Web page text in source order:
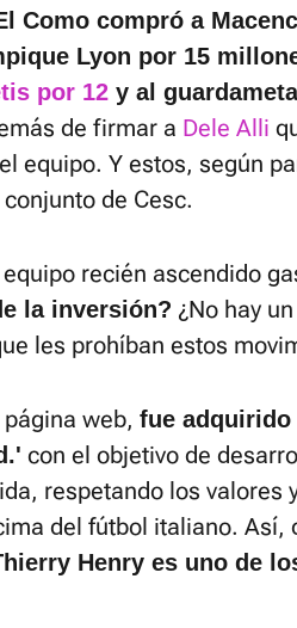
Como compró a
Lyon por 15
por 12 y al
de firmar a Dele Alli
equipo. Y estos, según
de Cesc.
recién ascendido
la inversión? ¿No hay
les prohíban estos
web, fue adquirido
con el objetivo de
respetando los valores
del fútbol italiano. Así,
Henry es uno de